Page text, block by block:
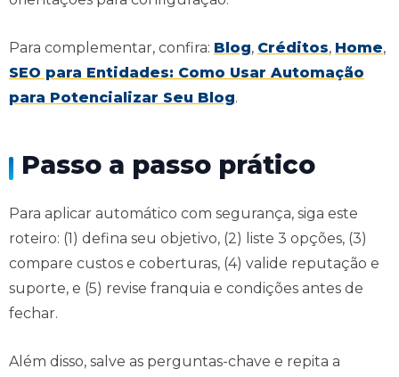
Para complementar, confira: Blog, Créditos, Home,
SEO para Entidades: Como Usar Automação
para Potencializar Seu Blog.
Passo a passo prático
Para aplicar automático com segurança, siga este
roteiro: (1) defina seu objetivo, (2) liste 3 opções, (3)
compare custos e coberturas, (4) valide reputação e
suporte, e (5) revise franquia e condições antes de
fechar.
Além disso, salve as perguntas-chave e repita a